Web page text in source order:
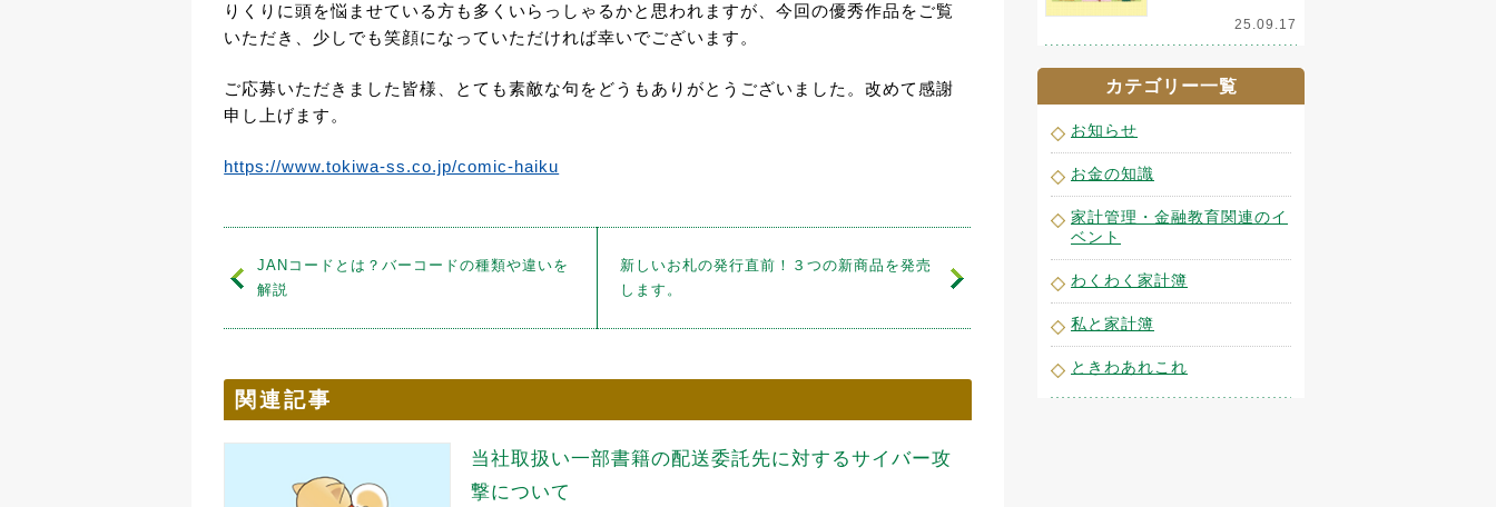
りくりに頭を悩ませている方も多くいらっしゃるかと思われますが、今回の優秀作品をご覧
いただき、少しでも笑顔になっていただければ幸いでございます。
ご応募いただきました皆様、とても素敵な句をどうもありがとうございました。改めて感謝
申し上げます。
https://www.tokiwa-ss.co.jp/comic-haiku
JANコードとは？バーコードの種類や違いを
解説
新しいお札の発行直前！３つの新商品を発売
します。
関連記事
当社取扱い一部書籍の配送委託先に対するサイバー攻
撃について
25.09.17
カテゴリー一覧
お知らせ
お金の知識
家計管理・金融教育関連のイ
ベント
わくわく家計簿
私と家計簿
ときわあれこれ